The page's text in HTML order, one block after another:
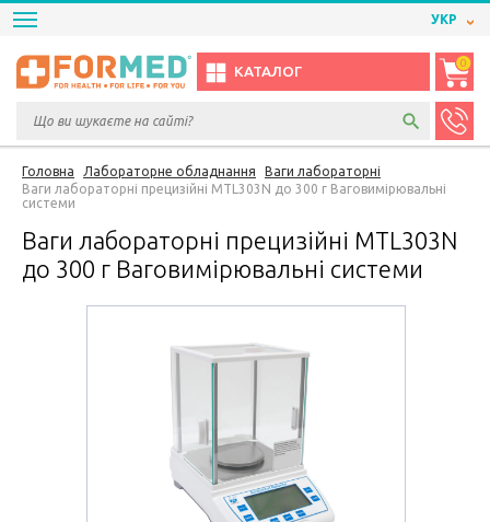
УКР
КАТАЛОГ
0
Головна Лабораторне обладнання
Ваги лабораторні
Ваги лабораторні прецизійні MTL303N до 300 г Ваговимірювальні
системи
Ваги лабораторні прецизійні MTL303N
до 300 г Ваговимірювальні системи